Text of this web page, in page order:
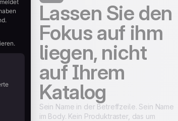
Lassen Sie den
Fokus auf ihm
liegen, nicht
auf Ihrem
Katalog
Sein Name in der Betreffzeile. Sein Name
im Body. Kein Produktraster, das um